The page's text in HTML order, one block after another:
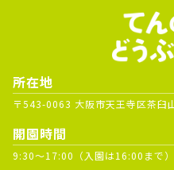
所在地
〒543-0063 大阪市天王寺区茶臼
開園時間
9:30～17:00（入園は16:00まで）